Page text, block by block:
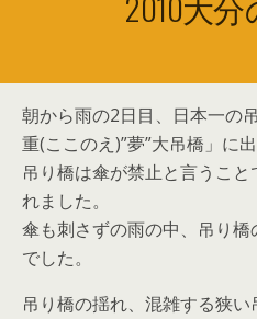
朝から雨の2日目、日本一の
重(ここのえ)”夢”大吊橋」に出
吊り橋は傘が禁止と言うこ
れました。
傘も刺さずの雨の中、吊り
でした。
吊り橋の揺れ、混雑する狭